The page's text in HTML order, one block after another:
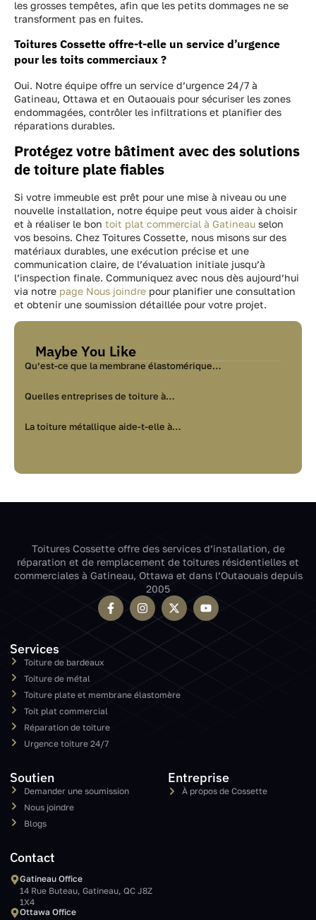
les grosses tempêtes, afin que les petits dommages ne se
transforment pas en fuites.
Toitures Cossette offre-t-elle un service d’urgence
pour les toits commerciaux ?
Oui. Notre équipe offre un service d’urgence 24/7 à
Gatineau, Ottawa et en Outaouais pour sécuriser les zones
endommagées, contrôler les infiltrations et planifier des
réparations durables.
Protégez votre bâtiment avec des solutions
de toiture plate fiables
Si votre immeuble est prêt pour une mise à niveau ou une
nouvelle installation, notre équipe peut vous aider à choisir
et à réaliser le bon toit plat commercial à Gatineau selon
vos besoins. Chez Toitures Cossette, nous misons sur des
matériaux durables, une exécution précise et une
communication claire, de l’évaluation initiale jusqu’à
l’inspection finale. Communiquez avec nous dès aujourd’hui
via notre page Nous joindre pour planifier une consultation
et obtenir une soumission détaillée pour votre projet.
Maybe You Like
Qu’est-ce que la membrane élastomérique…
Quelles entreprises de toiture à…
La toiture métallique aide-t-elle à…
Toitures Cossette offre des services d’installation, de
réparation et de remplacement de toitures résidentielles et
commerciales à Gatineau, Ottawa et dans l’Outaouais depuis
2005
Services
Toiture de bardeaux
Toiture de métal
Toiture plate et membrane élastomère
Toit plat commercial
Réparation de toiture
Urgence toiture 24/7
Soutien
Demander une soumission
Nous joindre
Blogs
Entreprise
À propos de Cossette
Contact
Gatineau Office
14 Rue Buteau, Gatineau, QC J8Z
1X4
Ottawa Office